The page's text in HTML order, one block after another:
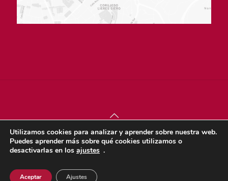
© sjdigital 2022 |Política de privacidad|Aviso legal
Política de cookies
Utilizamos cookies para analizar y aprender sobre nuestra web.
Puedes aprender más sobre qué cookies utilizamos o
desactivarlas en los ajustes .
Aceptar Ajustes